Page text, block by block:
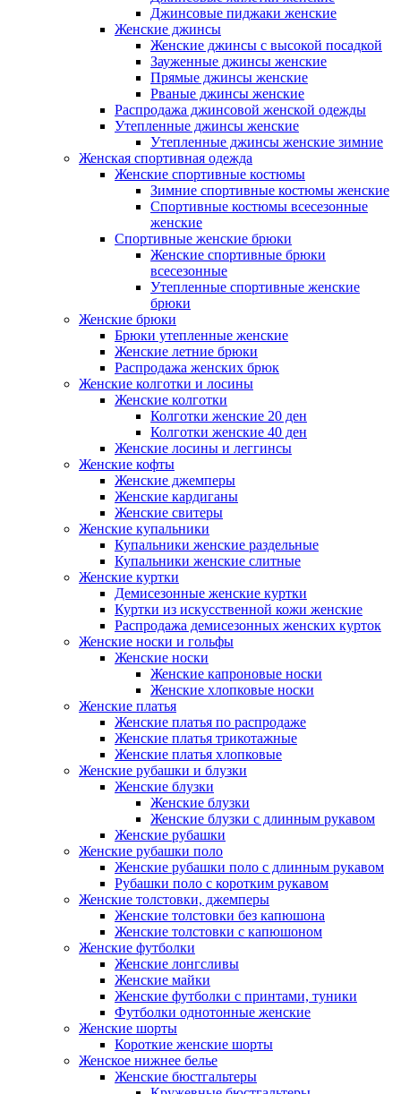
Джинсовые пиджаки женские
Женские джинсы
Женские джинсы с высокой посадкой
Зауженные джинсы женские
Прямые джинсы женские
Рваные джинсы женские
Распродажа джинсовой женской одежды
Утепленные джинсы женские
Утепленные джинсы женские зимние
Женская спортивная одежда
Женские спортивные костюмы
Зимние спортивные костюмы женские
Спортивные костюмы всесезонные
женские
Спортивные женские брюки
Женские спортивные брюки
всесезонные
Утепленные спортивные женские
брюки
Женские брюки
Брюки утепленные женские
Женские летние брюки
Распродажа женских брюк
Женские колготки и лосины
Женские колготки
Колготки женские 20 ден
Колготки женские 40 ден
Женские лосины и леггинсы
Женские кофты
Женские джемперы
Женские кардиганы
Женские свитеры
Женские купальники
Купальники женские раздельные
Купальники женские слитные
Женские куртки
Демисезонные женские куртки
Куртки из искусственной кожи женские
Распродажа демисезонных женских курток
Женские носки и гольфы
Женские носки
Женские капроновые носки
Женские хлопковые носки
Женские платья
Женские платья по распродаже
Женские платья трикотажные
Женские платья хлопковые
Женские рубашки и блузки
Женские блузки
Женские блузки
Женские блузки с длинным рукавом
Женские рубашки
Женские рубашки поло
Женские рубашки поло с длинным рукавом
Рубашки поло с коротким рукавом
Женские толстовки, джемперы
Женские толстовки без капюшона
Женские толстовки с капюшоном
Женские футболки
Женские лонгсливы
Женские майки
Женские футболки с принтами, туники
Футболки однотонные женские
Женские шорты
Короткие женские шорты
Женское нижнее белье
Женские бюстгальтеры